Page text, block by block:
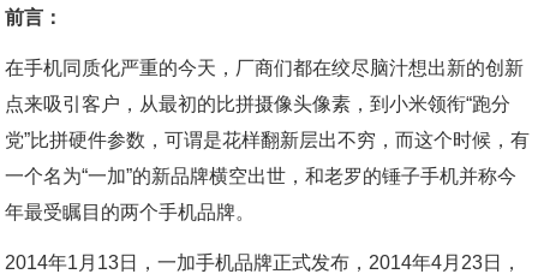
前言：
在手机同质化严重的今天，厂商们都在绞尽脑汁想出新的创新
点来吸引客户，从最初的比拼摄像头像素，到小米领衔“跑分
党”比拼硬件参数，可谓是花样翻新层出不穷，而这个时候，有
一个名为“一加”的新品牌横空出世，和老罗的锤子手机并称今
年最受瞩目的两个手机品牌。
2014年1月13日，一加手机品牌正式发布，2014年4月23日，